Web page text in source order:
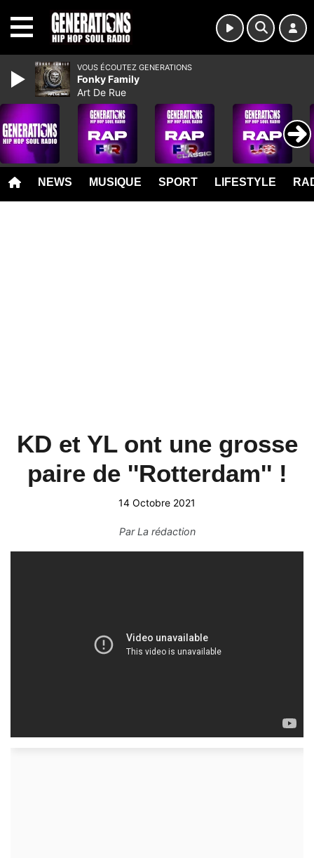
NEWS MUSIQUE SPORT LIFESTYLE
KD et YL ont une grosse
paire de ''Rotterdam'' !
14 Octobre 2021
ParLa rédaction
VOUS ÉCOUTEZ GENERATIONS
Fonky Family
Art De Rue